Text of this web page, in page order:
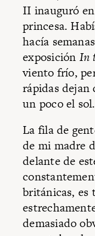
II inauguró
princesa.
hacía
exposición In
viento frío,
rápidas dejan
un poco el sol.
La fila de
de mi madre
delante de
británicas, es
demasiado